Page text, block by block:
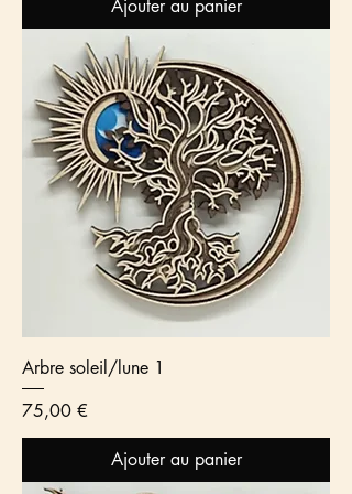
Ajouter au panier
Arbre soleil/lune 1
Prix
75,00 €
Ajouter au panier